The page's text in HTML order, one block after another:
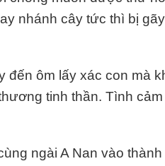
nhánh cây tức thì bị
đến ôm lấy xác con mà
tinh thần. Tình
ngài A Nan vào